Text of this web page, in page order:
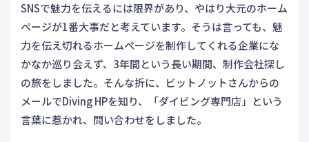
SNSで魅力を伝えるには限界があり、やはり大元のホーム
ページが1番大事だと考えています。そうは言っても、魅
力を伝え切れるホームページを制作してくれる企業にな
かなか巡り会えず、3年間という長い期間、制作会社探し
の旅をしました。そんな折に、ビットノットさんからの
メールでDiving HPを知り、「ダイビング専門店」という
言葉に惹かれ、問い合わせをしました。